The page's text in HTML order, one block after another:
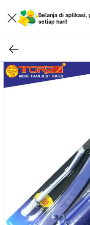
Belanja di aplikasi,
setiap hari!